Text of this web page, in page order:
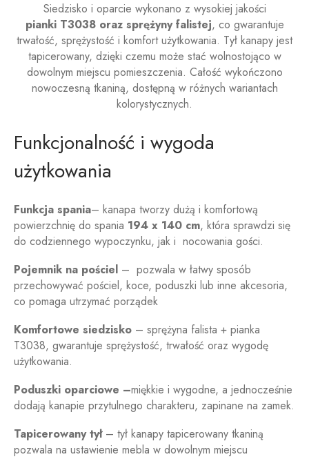
Siedzisko i oparcie wykonano z wysokiej jakości
pianki T3038 oraz sprężyny falistej, co gwarantuje
trwałość, sprężystość i komfort użytkowania. Tył kanapy jest
tapicerowany, dzięki czemu może stać wolnostojąco w
dowolnym miejscu pomieszczenia. Całość wykończono
nowoczesną tkaniną, dostępną w różnych wariantach
kolorystycznych.
Funkcjonalność i wygoda
użytkowania
Funkcja spania– kanapa tworzy dużą i komfortową
powierzchnię do spania 194 x 140 cm, która sprawdzi się
do codziennego wypoczynku, jak i nocowania gości.
Pojemnik na pościel – pozwala w łatwy sposób
przechowywać pościel, koce, poduszki lub inne akcesoria,
co pomaga utrzymać porządek
Komfortowe siedzisko – sprężyna falista + pianka
T3038, gwarantuje sprężystość, trwałość oraz wygodę
użytkowania.
Poduszki oparciowe –miękkie i wygodne, a jednocześnie
dodają kanapie przytulnego charakteru, zapinane na zamek.
Tapicerowany tył – tył kanapy tapicerowany tkaniną
pozwala na ustawienie mebla w dowolnym miejscu